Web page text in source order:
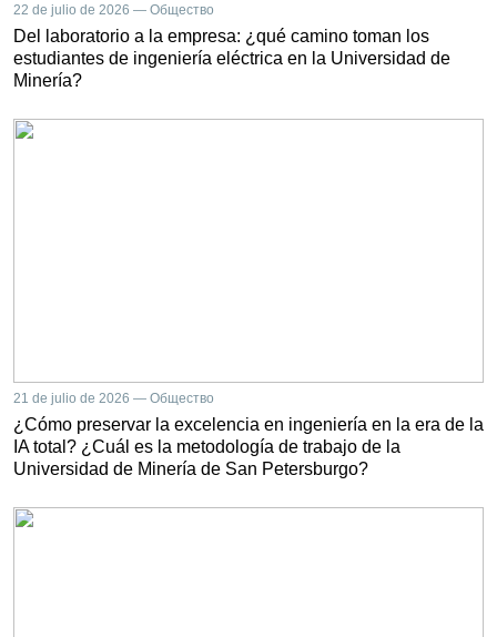
22 de julio de 2026 — Общество
Del laboratorio a la empresa: ¿qué camino toman los
estudiantes de ingeniería eléctrica en la Universidad de
Minería?
21 de julio de 2026 — Общество
¿Cómo preservar la excelencia en ingeniería en la era de la
IA total? ¿Cuál es la metodología de trabajo de la
Universidad de Minería de San Petersburgo?